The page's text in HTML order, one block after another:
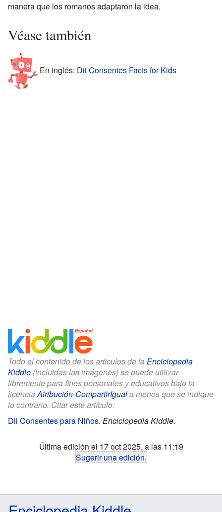
manera que los romanos adaptaron la idea.
Véase también
En inglés: Dii Consentes Facts for Kids
Todo el contenido de los artículos de la Enciclopedia
Kiddle (incluidas las imágenes) se puede utilizar
libremente para fines personales y educativos bajo la
licenciaAtribución-CompartirIguala menos que se indique
lo contrario. Citar este artículo:
Dii Consentes para Niños. Enciclopedia Kiddle.
Última edición el 17 oct 2025, a las 11:19
Sugerir una edición.